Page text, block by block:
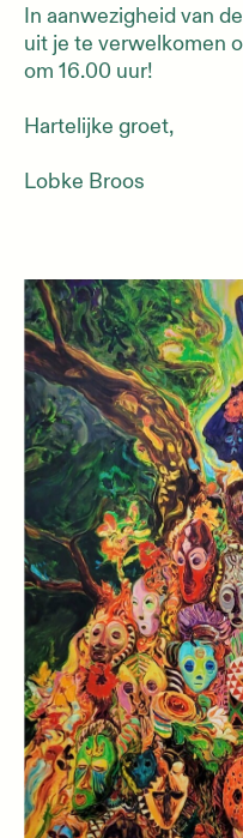
In aanwezigheid van
uit je te verwelkomen
om 16.00 uur!
Hartelijke groet,
Lobke Broos